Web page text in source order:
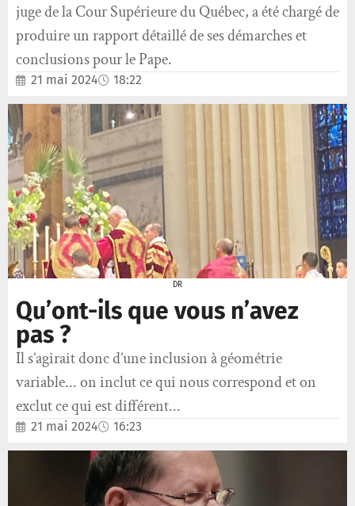
juge de la Cour Supérieure du Québec, a été chargé de
produire un rapport détaillé de ses démarches et
conclusions pour le Pape.
21 mai 2024 18:22
DR
Qu’ont-ils que vous n’avez
pas ?
Il s’agirait donc d’une inclusion à géométrie
variable... on inclut ce qui nous correspond et on
exclut ce qui est différent...
21 mai 2024 16:23